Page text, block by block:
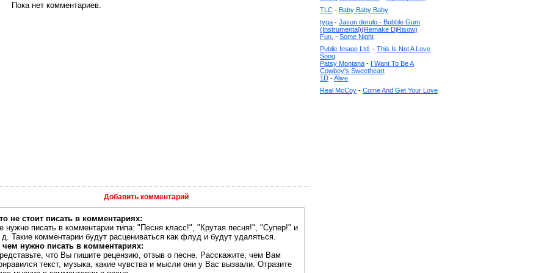
Пока нет комментариев.
Добавить комментарий
не стоит писать в комментариях:
нужно писать в комментарии типа: "Песня класс!", "Крутая песня!", "Супер!" и
д. Такие комментарии будут расцениваться как флуд и будут удаляться.
нужно писать в комментариях:
что Вы пишите рецензию, отзыв о песне. Расскажите, чем Вам
текст, музыка, какие чувства и мысли они у Вас вызвали. Отразите
TLC - Baby Baby Baby
tyga - Jason derulo - Bubble Gum
(Instrumental)(Remake DjRisow)
Fun. - Some Night
Public Image Ltd. - This Is Not A Love
Song
Patsy Montana - I Want To Be A
Cowboy's Sweetheart
1D -Alive
Real McCoy - Come And Get Your Love